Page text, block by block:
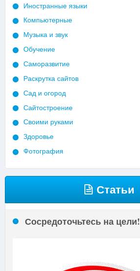
Иностранные языки
Компьютерные
Музыка и звук
Обучение
Саморазвитие
Раскрутка сайтов
Сад и огород
Сайтостроение
Своими руками
Здоровье
Фотография
Статьи
Сосредоточьтесь на цели!